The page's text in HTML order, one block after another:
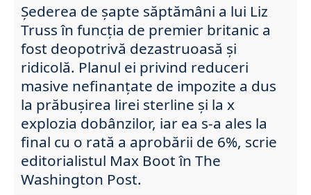
Șederea de șapte săptămâni a lui Liz
Truss în funcția de premier britanic a
fost deopotrivă dezastruoasă și
ridicolă. Planul ei privind reduceri
masive nefinanțate de impozite a dus
la prăbușirea lirei sterline și la x
explozia dobânzilor, iar ea s-a ales la
final cu o rată a aprobării de 6%, scrie
editorialistul Max Boot în The
Washington Post.